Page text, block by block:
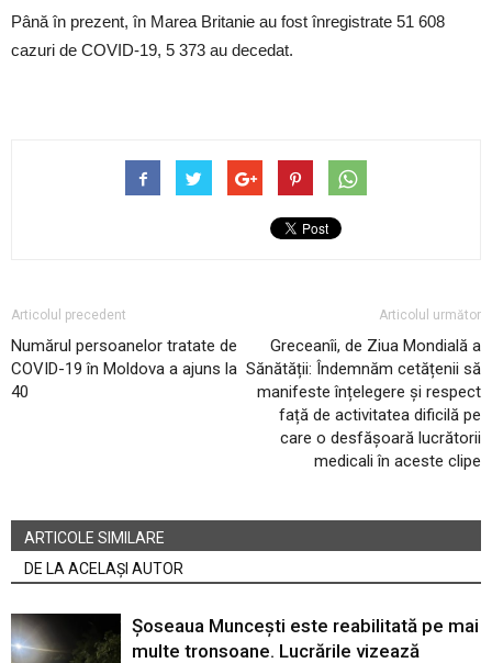
Până în prezent, în Marea Britanie au fost înregistrate 51 608
cazuri de COVID-19, 5 373 au decedat.
Articolul precedent
Numărul persoanelor tratate de
COVID-19 în Moldova a ajuns la
40
Articolul următor
Greceanîi, de Ziua Mondială a
Sănătății: Îndemnăm cetățenii să
manifeste înțelegere și respect
față de activitatea dificilă pe
care o desfășoară lucrătorii
medicali în aceste clipe
ARTICOLE SIMILARE
DE LA ACELAȘI AUTOR
Șoseaua Muncești este reabilitată pe mai
multe tronsoane. Lucrările vizează